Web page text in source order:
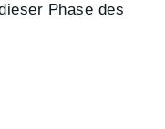
Phase des